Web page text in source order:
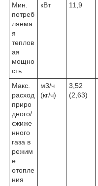
Мин.
потреб
ляема
я
теплов
ая
мощно
сть
кВт 11,9
Макс.
расход
приро
дного/
сжиже
нного
газа в
режим
е
отопле
ния
м3/ч
(кг/ч)
3,52
(2,63)